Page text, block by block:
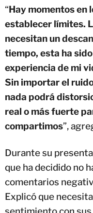
“Hay momentos en
establecer límites.
necesitan un
tiempo, esta ha
experiencia de mi
Sin importar el
nada podrá
real o más fuerte
compartimos”,
Durante su
que ha decidido no
comentarios
Explicó que